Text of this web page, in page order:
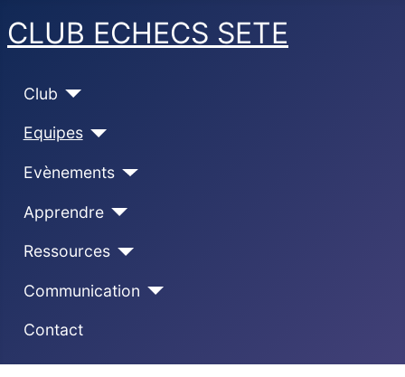
CLUB ECHECS SETE
Club
Equipes
Evènements
Apprendre
Ressources
Communication
Contact